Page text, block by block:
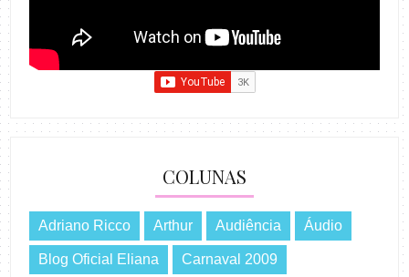
COLUNAS
Adriano Ricco Arthur Audiência Áudio
Blog Oficial Eliana Carnaval 2009